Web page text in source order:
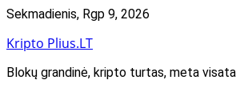
Skip
content
Sekmadienis, Rgp 9, 2026
Kripto Plius.LT
Blokų grandinė, kripto turtas, meta visata